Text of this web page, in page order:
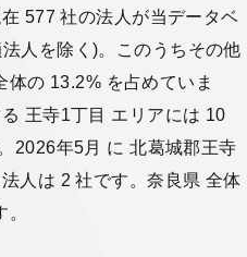
577 社の法人が当データベ
人を除く)。このうちその他
の 13.2% を占めていま
王寺1丁目 エリアには 10
2026年5月 に 北葛城郡王寺
人は 2 社です。奈良県 全体